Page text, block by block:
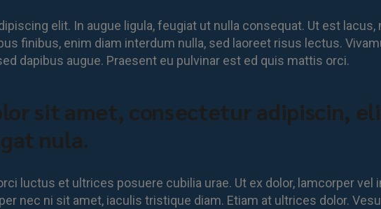
elit. In augue ligula, feugiat ut nulla consequat. Ut est lacus,
finibus, enim diam interdum nulla, sed laoreet risus lectus.
dapibus augue. Praesent eu pulvinar est ed quis mattis orci.
sit amet, consectetur adipiscin,
nula.
luctus et ultrices posuere cubilia urae. Ut ex dolor, lamcorper vel
nec ni sit amet, iaculis tristique diam. Etiam at ultrices dolor.